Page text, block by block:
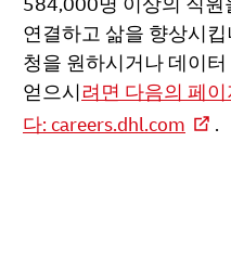
연결하고 삶을 향상시
청을 원하시거나 데이
얻으시 려면 다음의 페
다: careers.dhl.com
.